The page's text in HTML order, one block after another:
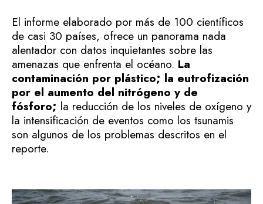
El informe elaborado por más de 100 científicos
de casi 30 países, ofrece un panorama nada
alentador con datos inquietantes sobre las
amenazas que enfrenta el océano. La
contaminación por plástico; la eutrofización
por el aumento del nitrógeno y de
fósforo; la reducción de los niveles de oxígeno y
la intensificación de eventos como los tsunamis
son algunos de los problemas descritos en el
reporte.